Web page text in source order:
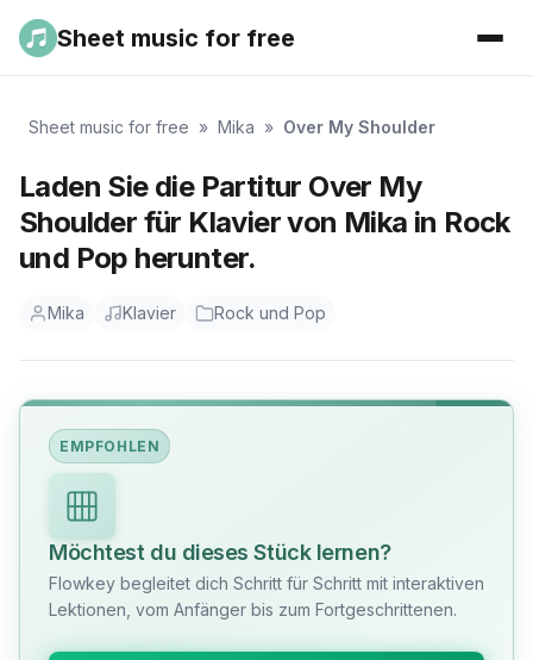
Sheet music for free
Sheet music for free » Mika » Over My Shoulder
Laden Sie die Partitur Over My
Shoulder für Klavier von Mika in Rock
und Pop herunter.
Mika Klavier Rock und Pop
EMPFOHLEN
Möchtest du dieses Stück lernen?
Flowkey begleitet dich Schritt für Schritt mit interaktiven
Lektionen, vom Anfänger bis zum Fortgeschrittenen.